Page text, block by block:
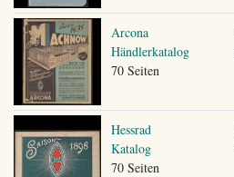
Arcona
Händlerkatalog
70 Seiten
Hessrad
Katalog
70 Seiten